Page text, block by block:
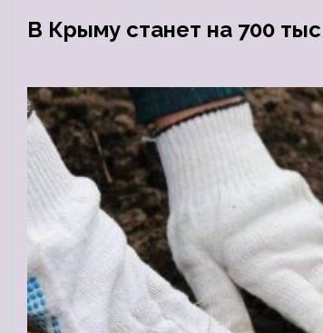
В Крыму станет на 700